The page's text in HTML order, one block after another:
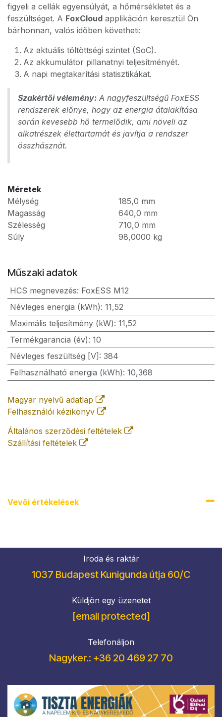
figyeli a cellák egyensúlyát, a hőmérsékletet és a
feszültséget. A FoxCloud applikáción keresztül Ön
bárhonnan, valós időben követheti:
Az aktuális töltöttségi szintet (SoC).
Az akkumulátor pillanatnyi teljesítményét.
A napi megtakarítási statisztikákat.
Szakértői vélemény: A nagyfeszültségű FoxESS
rendszerek előnye, hogy az energia átalakítása
során kevesebb hő termelődik, ami növeli az
alkatrészek élettartamát és javítja a rendszer
összhásznát.
Méretek
Mélység
185,0 mm
Magasság
640,0 mm
Szélesség
710,0 mm
Súly
98,0000 kg
Műszaki adatok
HCS megnevezés: FoxESS M12
Névleges energia (kWh): 11,52
Maximális teljesítmény (kW): 11,52
Termékgarancia (év): 10
Névleges feszültség [V] : 384
Felhasználható energia (kWh): 10,368
Magyar nyelvű adatlap
Felhasználói kézikönyv
Általános szerződési feltételek
Szállítási feltételek
Vevői értékel​ések
Iroda és raktár
1037 Budapest Kunigunda útja 60/C
Küldjön egy üzenetet
[email protected]
Telefonáljon
Nagyker.: +36 20 469 27 70